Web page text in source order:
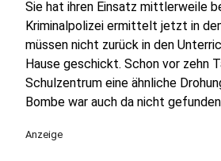
Sie hat ihren Einsatz mittlerweile
Kriminalpolizei ermittelt jetzt in
müssen nicht zurück in den
Hause geschickt. Schon vor zehn
Schulzentrum eine ähnliche
Bombe war auch da nicht
Anzeige